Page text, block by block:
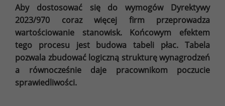
Aby dostosować się do wymogów Dyrektywy
2023/970 coraz więcej firm przeprowadza
wartościowanie stanowisk. Końcowym efektem
tego procesu jest budowa tabeli płac. Tabela
pozwala zbudować logiczną strukturę wynagrodzeń
a równocześnie daje pracownikom poczucie
sprawiedliwości.